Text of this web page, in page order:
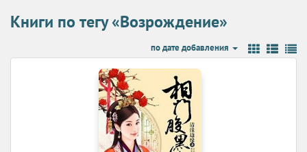
Книги по тегу «Возрождение»
по дате добавления